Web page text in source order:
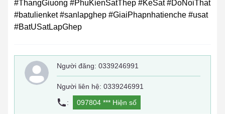
#ThangGiuong #PhuKienSatThep #KeSat #DoNoiThat
#batulienket #sanlapghep #GiaiPhapnhatienche #usat
#BatUSatLapGhep
Người đăng: 0339246991
Người liên hệ: 0339246991
:
097804 *** Hiện số